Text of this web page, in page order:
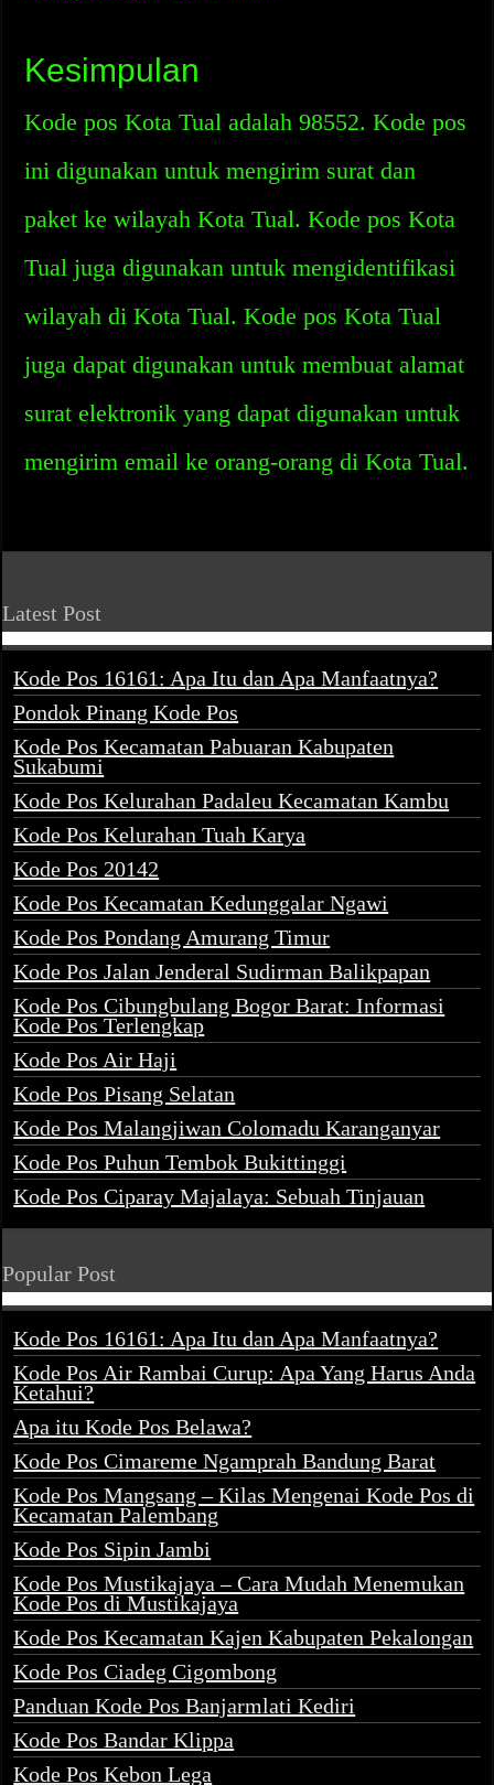
Kesimpulan
Kode pos Kota Tual adalah 98552. Kode pos
ini digunakan untuk mengirim surat dan
paket ke wilayah Kota Tual. Kode pos Kota
Tual juga digunakan untuk mengidentifikasi
wilayah di Kota Tual. Kode pos Kota Tual
juga dapat digunakan untuk membuat alamat
surat elektronik yang dapat digunakan untuk
mengirim email ke orang-orang di Kota Tual.
Latest Post
Kode Pos 16161: Apa Itu dan Apa Manfaatnya?
Pondok Pinang Kode Pos
Kode Pos Kecamatan Pabuaran Kabupaten
Sukabumi
Kode Pos Kelurahan Padaleu Kecamatan Kambu
Kode Pos Kelurahan Tuah Karya
Kode Pos 20142
Kode Pos Kecamatan Kedunggalar Ngawi
Kode Pos Pondang Amurang Timur
Kode Pos Jalan Jenderal Sudirman Balikpapan
Kode Pos Cibungbulang Bogor Barat: Informasi
Kode Pos Terlengkap
Kode Pos Air Haji
Kode Pos Pisang Selatan
Kode Pos Malangjiwan Colomadu Karanganyar
Kode Pos Puhun Tembok Bukittinggi
Kode Pos Ciparay Majalaya: Sebuah Tinjauan
Popular Post
Kode Pos 16161: Apa Itu dan Apa Manfaatnya?
Kode Pos Air Rambai Curup: Apa Yang Harus Anda
Ketahui?
Apa itu Kode Pos Belawa?
Kode Pos Cimareme Ngamprah Bandung Barat
Kode Pos Mangsang – Kilas Mengenai Kode Pos di
Kecamatan Palembang
Kode Pos Sipin Jambi
Kode Pos Mustikajaya – Cara Mudah Menemukan
Kode Pos di Mustikajaya
Kode Pos Kecamatan Kajen Kabupaten Pekalongan
Kode Pos Ciadeg Cigombong
Panduan Kode Pos Banjarmlati Kediri
Kode Pos Bandar Klippa
Kode Pos Kebon Lega